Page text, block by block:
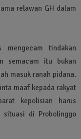
relawan GH dalam
mengecam tindakan
semacam itu bukan
masuk ranah pidana.
maaf kepada rakyat
kepolisian harus
situasi di Probolinggo